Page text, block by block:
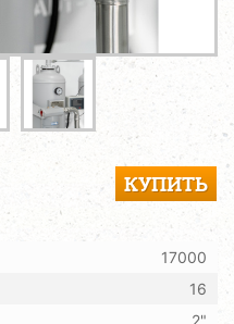
КУПИТЬ
17000
16
2"